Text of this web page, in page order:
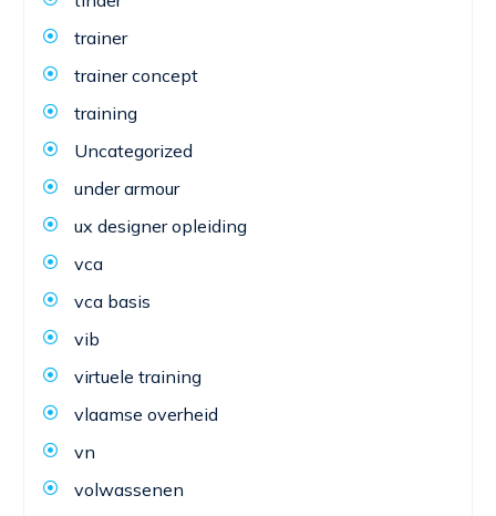
trainer
trainer concept
training
Uncategorized
under armour
ux designer opleiding
vca
vca basis
vib
virtuele training
vlaamse overheid
vn
volwassenen